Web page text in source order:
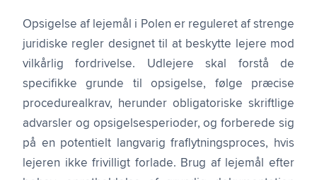
Opsigelse af lejemål i Polen er reguleret af strenge
juridiske regler designet til at beskytte lejere mod
vilkårlig fordrivelse. Udlejere skal forstå de
specifikke grunde til opsigelse, følge præcise
procedurealkrav, herunder obligatoriske skriftlige
advarsler og opsigelsesperioder, og forberede sig
på en potentielt langvarig fraflytnings­proces, hvis
lejeren ikke frivilligt forlade. Brug af lejemål efter